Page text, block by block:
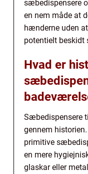
sæbedispensere
en nem måde at
hænderne uden
potentielt beskidt
Hvad er
Sæbedispensere
gennem
primitive
en mere
glaskar eller